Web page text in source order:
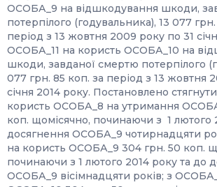
ОСОБА_9 на відшкодування шкоди,
потерпілого (годувальника), 13 077
період з 13 жовтня 2009 року по 31
ОСОБА_11 на користь ОСОБА_10 на
шкоди, завданої смертю потерпілого
077 грн. 85 коп. за період з 13 жовтня
січня 2014 року. Постановлено
користь ОСОБА_8 на утримання
коп. щомісячно, починаючи з 1 лютого
досягнення ОСОБА_9 чотирнадцяти
на користь ОСОБА_9 304 грн. 50 коп.
починаючи з 1 лютого 2014 року та до
ОСОБА_9 вісімнадцяти років; з